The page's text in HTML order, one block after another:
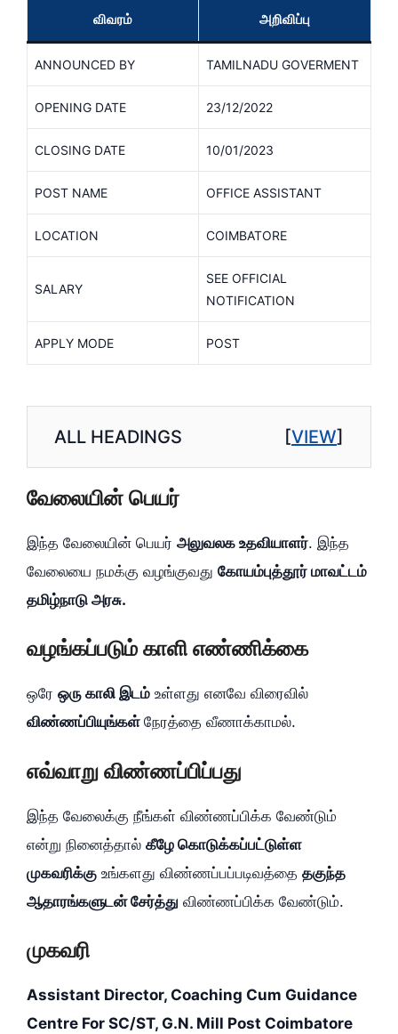
விவரம் அறிவிப்பு
ANNOUNCED BY TAMILNADU GOVERMENT
OPENING DATE 23/12/2022
CLOSING DATE 10/01/2023
POST NAME OFFICE ASSISTANT
LOCATION COIMBATORE
SALARY
SEE OFFICIAL
NOTIFICATION
APPLY MODE POST
ALL HEADINGS [VIEW]
வேலையின் பெயர்
இந்த வேலையின் பெயர் அலுவலக உதவியாளர். இந்த
வேலையை நமக்கு வழங்குவது கோயம்புத்தூர் மாவட்டம்
தமிழ்நாடு அரசு.
வழங்கப்படும் காளி எண்ணிக்கை
ஒரே ஒரு காலி இடம் உள்ளது எனவே விரைவில்
விண்ணப்பியுங்கள் நேரத்தை வீணாக்காமல்.
எவ்வாறு விண்ணப்பிப்பது
இந்த வேலைக்கு நீங்கள் விண்ணப்பிக்க வேண்டும்
என்று நினைத்தால் கீழே கொடுக்கப்பட்டுள்ள
முகவரிக்கு உங்களது விண்ணப்பப்படிவத்தை தகுந்த
ஆதாரங்களுடன் சேர்த்து விண்ணப்பிக்க வேண்டும்.
முகவரி
Assistant Director, Coaching Cum Guidance
Centre For SC/ST, G.N. Mill Post Coimbatore